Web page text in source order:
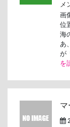
メ
画
位
海
あ
が
を
マ